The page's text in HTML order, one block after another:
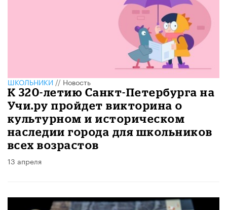
ШКОЛЬНИКИ//Новость
К 320-летию Санкт-Петербурга на
Учи.ру пройдет викторина о
культурном и историческом
наследии города для школьников
всех возрастов
13 апреля